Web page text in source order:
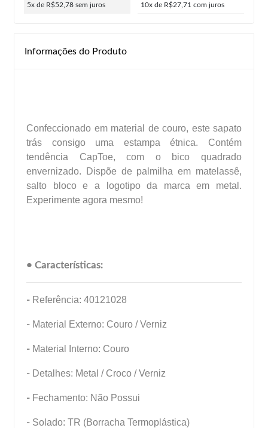
5x de R$52,78 sem juros 10x de R$27,71 com juros
Informações do Produto
Confeccionado em material de couro, este sapato
trás consigo uma estampa étnica. Contém
tendência CapToe, com o bico quadrado
envernizado. Dispõe de palmilha em matelassê,
salto bloco e a logotipo da marca em metal.
Experimente agora mesmo!
• Características:
- Referência: 40121028
- Material Externo: Couro / Verniz
- Material Interno: Couro
- Detalhes: Metal / Croco / Verniz
- Fechamento: Não Possui
- Solado: TR (Borracha Termoplástica)